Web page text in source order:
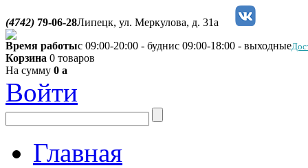
(4742) 79-06-28Липецк, ул. Меркулова, д. 31а
Время работыс 09:00-20:00 - буднис 09:00-18:00 - выходные
Корзина 0 товаров
На сумму 0 a
Войти
Главная